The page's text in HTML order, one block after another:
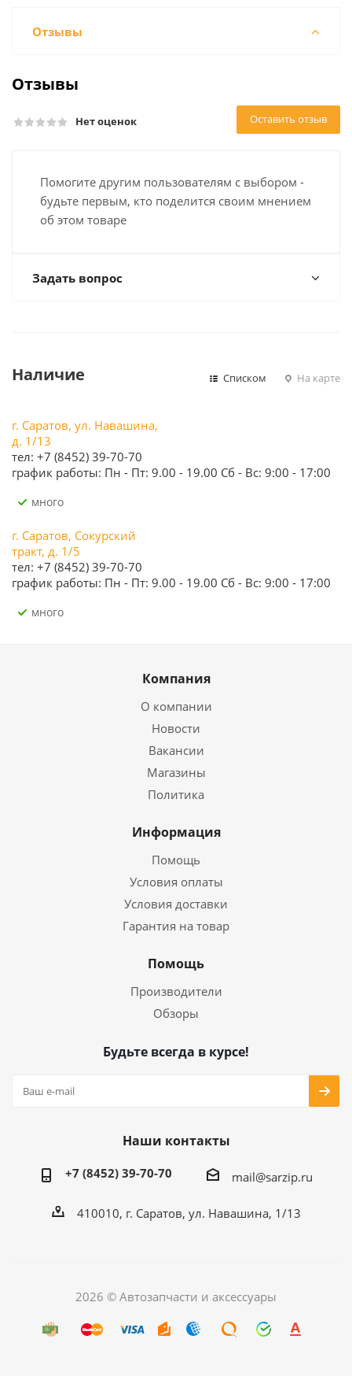
Отзывы
Отзывы
Нет оценок Оставить отзыв
Помогите другим пользователям с выбором -
будьте первым, кто поделится своим мнением
об этом товаре
Задать вопрос
Наличие Списком На карте
г. Саратов, ул. Навашина,
д. 1/13
тел: +7 (8452) 39-70-70
график работы: Пн - Пт: 9.00 - 19.00 Сб - Вс: 9:00 - 17:00
Много
г. Саратов, Сокурский
тракт, д. 1/5
тел: +7 (8452) 39-70-70
график работы: Пн - Пт: 9.00 - 19.00 Сб - Вс: 9:00 - 17:00
Много
Компания
О компании
Новости
Вакансии
Магазины
Политика
Информация
Помощь
Условия оплаты
Условия доставки
Гарантия на товар
Помощь
Производители
Обзоры
Будьте всегда в курсе!
Наши контакты
+7 (8452) 39-70-70 mail@sarzip.ru
410010, г. Саратов, ул. Навашина, 1/13
2026 © Автозапчасти и аксессуары